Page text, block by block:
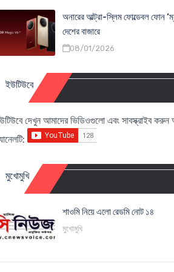
অনারের আল্ট্রা-স্লিম ফোল্ডেবল ফোন
দেশের বাজারে
08/01/2026
ইউটিউবে
দেখুন আমাদের ভিডিওগুলো এবং সাবস্ক্রাইব করুন
মুখোমুখি
শাওমি নিয়ে এলো রেডমি নোট ১৪
মুখোমুখি